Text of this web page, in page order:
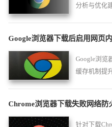
分析与优化
Google浏览器下载后启用网页
Google浏览
缓存机制提
Chrome浏览器下载失败网络防
针对下载